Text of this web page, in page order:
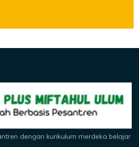
dengan kurikulum merdeka belajar